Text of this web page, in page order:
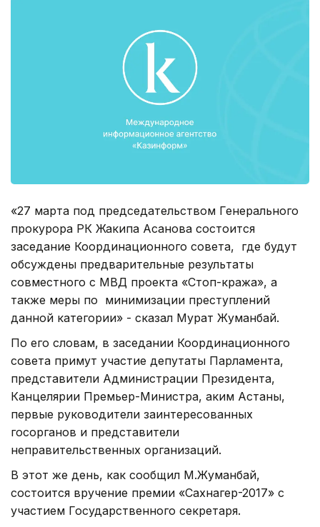
«27 марта под председательством Генерального
прокурора РК Жакипа Асанова состоится
заседание Координационного совета, где будут
обсуждены предварительные результаты
совместного с МВД проекта «Стоп-кража», а
также меры по минимизации преступлений
данной категории» - сказал Мурат Жуманбай.
По его словам, в заседании Координационного
совета примут участие депутаты Парламента,
представители Администрации Президента,
Канцелярии Премьер-Министра, аким Астаны,
первые руководители заинтересованных
госорганов и представители
неправительственных организаций.
В этот же день, как сообщил М.Жуманбай,
состоится вручение премии «Сахнагер-2017» с
участием Государственного секретаря.